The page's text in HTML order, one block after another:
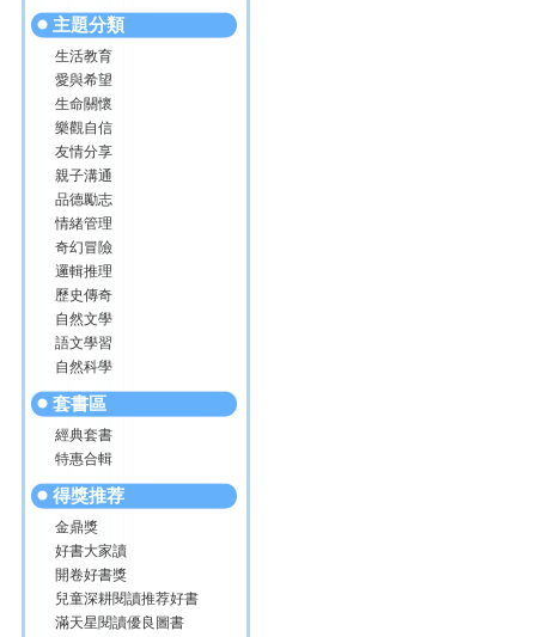
主題分類
生活教育
愛與希望
生命關懷
樂觀自信
友情分享
親子溝通
品德勵志
情緒管理
奇幻冒險
邏輯推理
歷史傳奇
自然文學
語文學習
自然科學
套書區
經典套書
特惠合輯
得獎推荐
金鼎獎
好書大家讀
開卷好書獎
兒童深耕閱讀推荐好書
滿天星閱讀優良圖書